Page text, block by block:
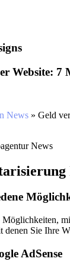
Website:
News » Geld
News
Sie Ihre
AdSense